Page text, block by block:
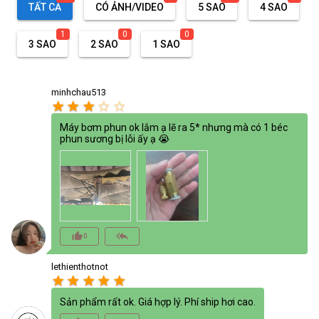
TẤT CẢ CÓ ẢNH/VIDEO 5 SAO 4 SAO
3 SAO
1
2 SAO
0
1 SAO
0
minhchau513
star star star star_border star_border
Máy bơm phun ok lắm ạ lẽ ra 5* nhưng mà có 1 béc
phun sương bị lỗi ấy ạ 😭
thumb_up_alt0 reply_all
lethienthotnot
star star star star star
Sản phẩm rất ok. Giá hợp lý. Phí ship hơi cao.